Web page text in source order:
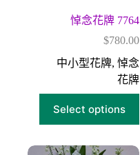
悼念花牌 7764
$780.00
中小型花牌, 悼念
花牌
Select options